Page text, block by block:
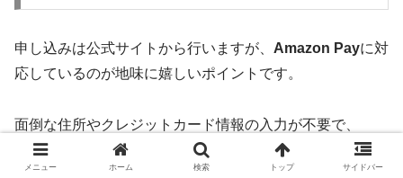
申し込みは公式サイトから行いますが、 Amazon Payに対
応しているのが地味に嬉しいポイントです。
面倒な住所やクレジットカード情報の入力が不要で、
Amazonアカウントを使ってスムーズに登録できます。
メニュー ホーム 検索 トップ サイドバー